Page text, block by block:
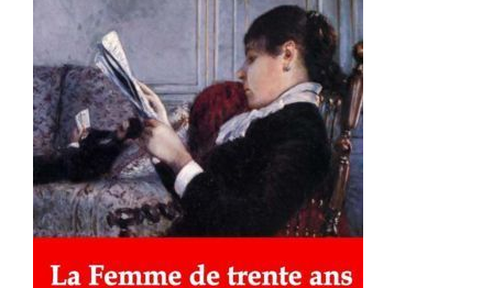
AJOUTER AU PANIER /